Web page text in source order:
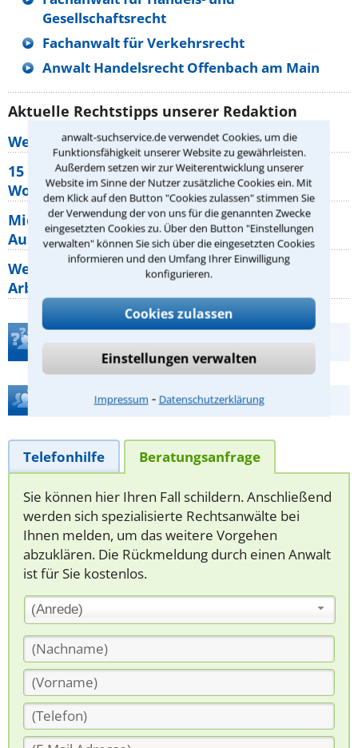
anwalt-suchservice.de verwendet Cookies, um die
Funktionsfähigkeit unserer Website zu gewährleisten.
Außerdem setzen wir zur Weiterentwicklung unserer
Website im Sinne der Nutzer zusätzliche Cookies ein. Mit
dem Klick auf den Button "Cookies zulassen" stimmen Sie
der Verwendung der von uns für die genannten Zwecke
eingesetzten Cookies zu. Über den Button "Einstellungen
verwalten" können Sie sich über die eingesetzten Cookies
informieren und den Umfang Ihrer Einwilligung
konfigurieren.
Cookies zulassen
Einstellungen verwalten
Impressum ⁃ Datenschutzerklärung
Gesellschaftsrecht
Fachanwalt für Verkehrsrecht
Anwalt Handelsrecht Offenbach am Main
Aktuelle Rechtstipps unserer Redaktion
Wer muss Zweitwohnungssteuer zahlen?
15 elementare Rechte, die jeder
Wohnungseigentümer kennen sollte
Mietpreisbremse 2026: Alle Regeln,
Ausnahmen und Rechte für Mieter
Welche Regeln für Teilnahme, Urlaub,
Arbeitszeit gelten beim
Teste Dein Rechtswissen
Hilfe bei Ihrer Anwaltsuche?
Telefonhilfe Beratungsanfrage
Sie können hier Ihren Fall schildern. Anschließend
werden sich spezialisierte Rechtsanwälte bei
Ihnen melden, um das weitere Vorgehen
abzuklären. Die Rückmeldung durch einen Anwalt
ist für Sie kostenlos.
(Anrede)